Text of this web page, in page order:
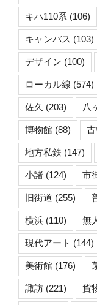
キハ110系 (106)
キャンバス (103)
デザイン (100)
ローカル線 (574)
佐久 (203) 八
博物館 (88)
地方私鉄 (147)
小諸 (124) 市
旧街道 (255)
横浜 (110) 無
現代アート (144)
美術館 (176)
諏訪 (221) 貨